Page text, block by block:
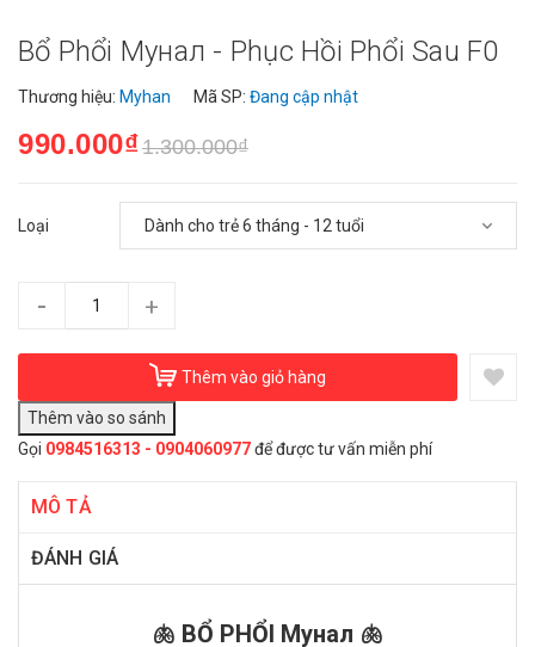
Bổ Phổi Мунал - Phục Hồi Phổi Sau F0
Thương hiệu: Myhan Mã SP: Đang cập nhật
990.000₫1.300.000₫
Loại
- +
Thêm vào giỏ hàng
Gọi 0984516313 - 0904060977để được tư vấn miễn phí
MÔ TẢ
ĐÁNH GIÁ
🫁 BỔ PHỔI Мунал 🫁